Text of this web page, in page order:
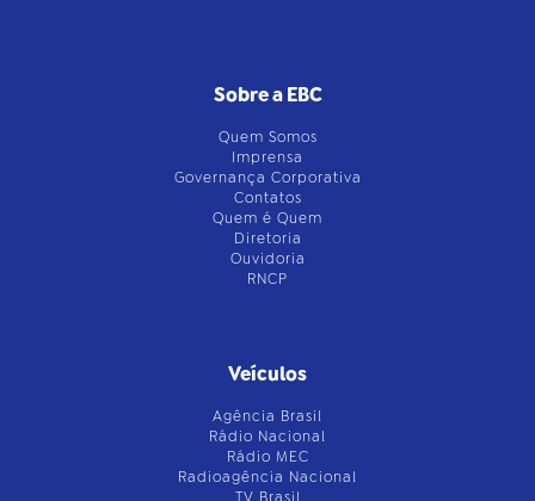
Sobre a EBC
Quem Somos
Imprensa
Governança Corporativa
Contatos
Quem é Quem
Diretoria
Ouvidoria
RNCP
Veículos
Agência Brasil
Rádio Nacional
Rádio MEC
Radioagência Nacional